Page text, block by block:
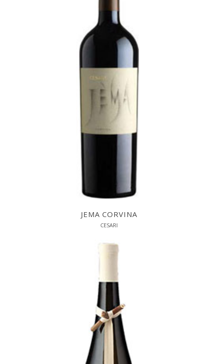
JEMA CORVINA
CESARI